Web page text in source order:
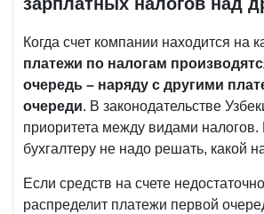
Когда счет компании находится на
платежи по налогам
очередь – наряду с другими
очереди. В законодательстве
приоритета между видами налогов.
бухгалтеру не надо решать, какой
Если средств на счете
распределит платежи первой